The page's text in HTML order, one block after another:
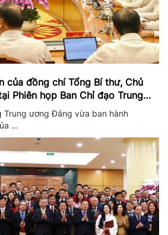
của đồng chí Tổng Bí thư, Chủ
Phiên họp Ban Chỉ đạo Trung
quyết 57
Trung ương Đảng vừa ban hành
...